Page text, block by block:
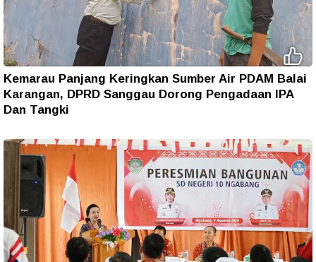
Kemarau Panjang Keringkan Sumber Air PDAM Balai
Karangan, DPRD Sanggau Dorong Pengadaan IPA
Dan Tangki